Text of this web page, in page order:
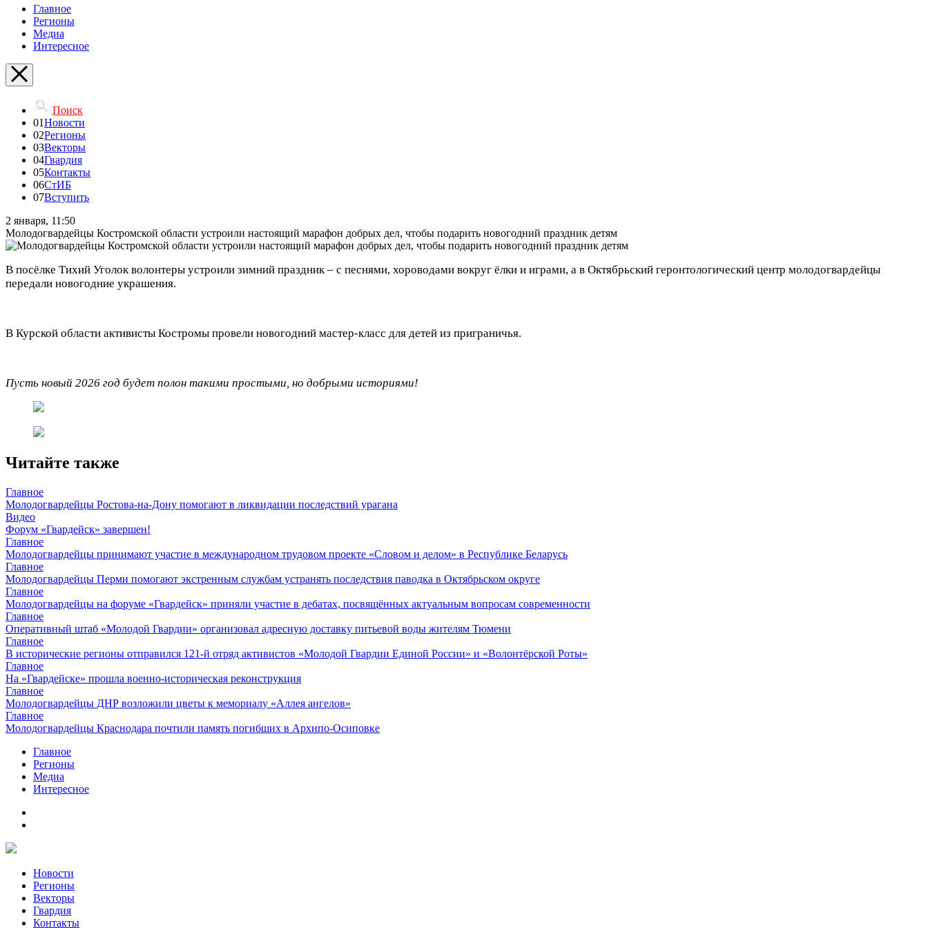
Главное
Регионы
Медиа
Интересное
Поиск
01Новости
02Регионы
03Векторы
04Гвардия
05Контакты
06СтИБ
07Вступить
2 января, 11:50
Молодогвардейцы Костромской области устроили настоящий марафон добрых дел, чтобы подарить новогодний праздник детям
В посёлке Тихий Уголок волонтеры устроили зимний праздник – с песнями, хороводами вокруг ёлки и играми, а в Октябрьский геронтологический центр молодогвардейцы
передали новогодние украшения.
В Курской области активисты Костромы провели новогодний мастер-класс для детей из приграничья.
Пусть новый 2026 год будет полон такими простыми, но добрыми историями!
Читайте также
Главное
Молодогвардейцы Ростова-на-Дону помогают в ликвидации последствий урагана
Видео
Форум «Гвардейск» завершен!
Главное
Молодогвардейцы принимают участие в международном трудовом проекте «Словом и делом» в Республике Беларусь
Главное
Молодогвардейцы Перми помогают экстренным службам устранять последствия паводка в Октябрьском округе
Главное
Молодогвардейцы на форуме «Гвардейск» приняли участие в дебатах, посвящённых актуальным вопросам современности
Главное
Оперативный штаб «Молодой Гвардии» организовал адресную доставку питьевой воды жителям Тюмени
Главное
В исторические регионы отправился 121-й отряд активистов «Молодой Гвардии Единой России» и «Волонтёрской Роты»
Главное
На «Гвардейске» прошла военно-историческая реконструкция
Главное
Молодогвардейцы ДНР возложили цветы к мемориалу «Аллея ангелов»
Главное
Молодогвардейцы Краснодара почтили память погибших в Архипо-Осиповке
Главное
Регионы
Медиа
Интересное
Новости
Регионы
Векторы
Гвардия
Контакты